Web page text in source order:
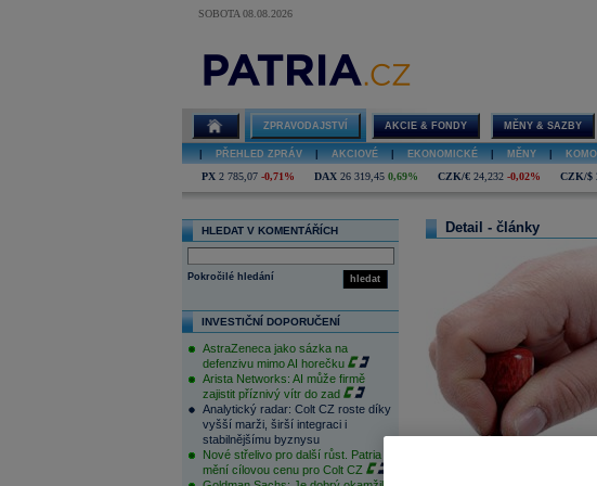
SOBOTA 08.08.2026
ZPRAVODAJSTVÍ AKCIE & FONDY MĚNY & SAZBY
PŘEHLED ZPRÁV AKCIOVÉ EKONOMICKÉ MĚNY
PX 2 785,07 -0,71% DAX 26 319,45 0,69% CZK/€ 24,232 -0,02% CZK/$
HLEDAT V KOMENTÁŘÍCH
hledat
Pokročilé hledání
INVESTIČNÍ DOPORUČENÍ
AstraZeneca jako sázka na
defenzivu mimo AI horečku
Arista Networks: AI může firmě
zajistit příznivý vítr do zad
Analytický radar: Colt CZ roste díky
vyšší marži, širší integraci i
stabilnějšímu byznysu
Nové střelivo pro další růst. Patria
mění cílovou cenu pro Colt CZ
Detail - články